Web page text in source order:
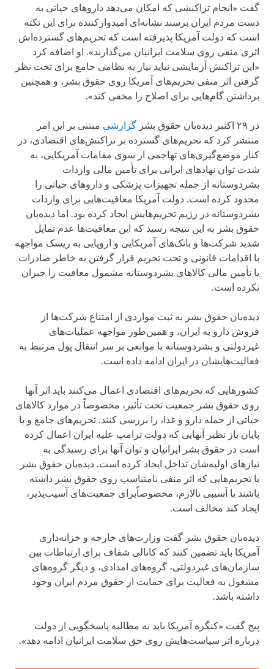
گفت «انجام تراکنشی که امکان می‌دهد داروهای حیاتی به
دست مردم ایران برسند نشانه‌ای امیدوارکننده برای این نکته
است که دولت آمریکا پذیرفته است که تحریم‌های گسترده‌اش
اثری منفی روی سلامت ایرانیان می‌گذارند». او اضافه کرد
«این تراکنش آزمایشی نباید نیاز به نظامی جامع برای تحت نظر
گرفتن اثر منفی تحریم‌های آمریکا روی حقوق بشر، و همچنین
برداشتن گام‌هایی برای اصلاح را مخفی کند».
در ۲۹ اکتبر دیده‌بان حقوق بشر گزارشی مبتنی بر این امر
منتشر کرد که تحریم‌های گسترده بر تراکنش‌های اقتصادی، در
کنار موضع‌گیری‌های تهاجمی از سوی مقامات آمریکایی، به
شدت توان نهادهای ایرانی برای تأمین مالی واردات
بشردوستانه از جمله تجهیزات پزشکی و داروهای حیاتی را
محدود کرده است. دولت آمریکا معافیت‌هایی برای واردات
بشردوستانه در رژیم تحریم‌هایش ایجاد کرده بود. اما دیده‌بان
حقوق بشر به این نتیجه رسید که این معافیت‌ها عدم تمایل
شدید شرکت‌ها و بانک‌های آمریکایی و اروپایی به ریسک مواجهه
با اقدامات قانونی و تحت تحریم قرار گرفتن به خاطر صادرات
یا تأمین مالی کالاهای بشردوستانه مشمول معافیت را جبران
نکرده است.
دیده‌بان حقوق بشر به ثبت مواردی از امتناع شرکت‌ها از
فروش دارو به ایران، و همین‌طور مواجهه عملیات‌های
غیردولتی و بشردوستانه با موانعی بر سر انتقال پول مرتبط به
فعالیت‌هایشان در ایران ادامه داده است.
کشورهایی که تحریم‌های اقتصادی اعمال می‌کنند باید اثر آنها
روی حقوق بشر جمعیت تحت تأثیر، مخصوصاً در موارد کالاهای
حیاتی از جمله دارو و غذا، را بررسی کنند. تحریم‌های جامع و با
پایان باز نظیر آنهایی که دولت ترامپ علیه ایران اعمال کرده
است در حقوق بشر ایرانیان و توان آنها برای رسیدگی به
نیازهای اولیه‌شان تداخل ایجاد کرده است. دیده‌بان حقوق بشر
با تحریم‌هایی که اثر منفی نامتناسب روی حقوق بشر داشته
باشند یا آسیبی نالازم، مخصوصاًبرای جمعیت‌های آسیب‌پذیر،
ایجاد کند مخالف است.
دیده‌بان حقوق بشر گفت وزارت‌های خارجه و خزانه‌داری
آمریکا باید تضمین کنند که کانالی شفاف برای ارتباطات بین
سازمان‌های غیردولتی، گروه‌های امدادی، و دیگر گروه‌های
مشغول به فعالیت برای حمایت از حقوق مردم ایران وجود
داشته باشد.
پیج گفت «کنگره آمریکا باید به مطالبه پاسخگویی از دولت
درباره اثر سیاست‌هایش روی حق سلامت ایرانیان ادامه دهد».